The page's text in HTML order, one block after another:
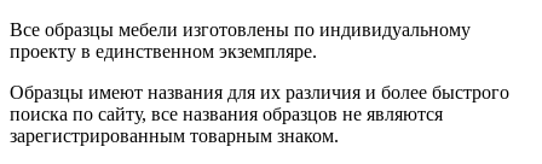
Все образцы мебели изготовлены по индивидуальному
проекту в единственном экземпляре.
Образцы имеют названия для их различия и более быстрого
поиска по сайту, все названия образцов не являются
зарегистрированным товарным знаком.